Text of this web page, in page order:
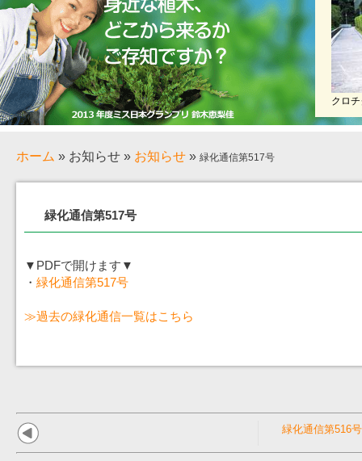
クロ
ホーム » お知らせ » お知らせ » 緑化通信第517号
緑化通信第517号
▼PDFで開けます▼
・ 緑化通信第517号
≫過去の緑化通信一覧はこちら
緑化通信第516号